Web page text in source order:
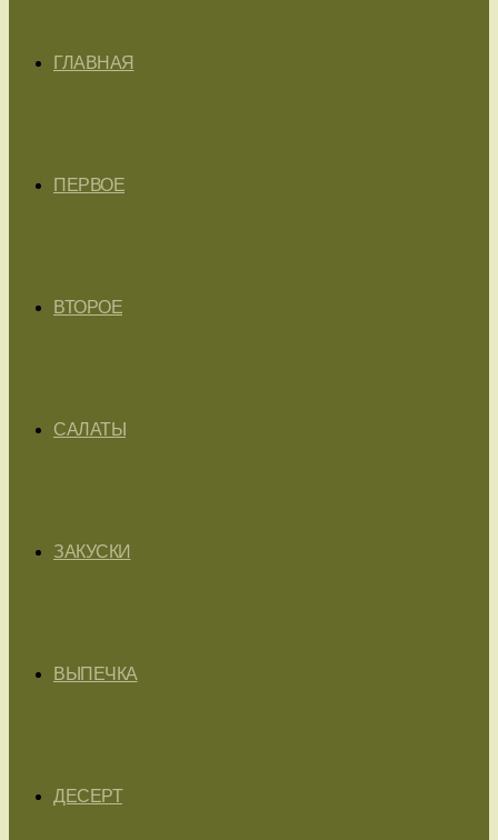
ГЛАВНАЯ
ПЕРВОЕ
ВТОРОЕ
САЛАТЫ
ЗАКУСКИ
ВЫПЕЧКА
ДЕСЕРТ